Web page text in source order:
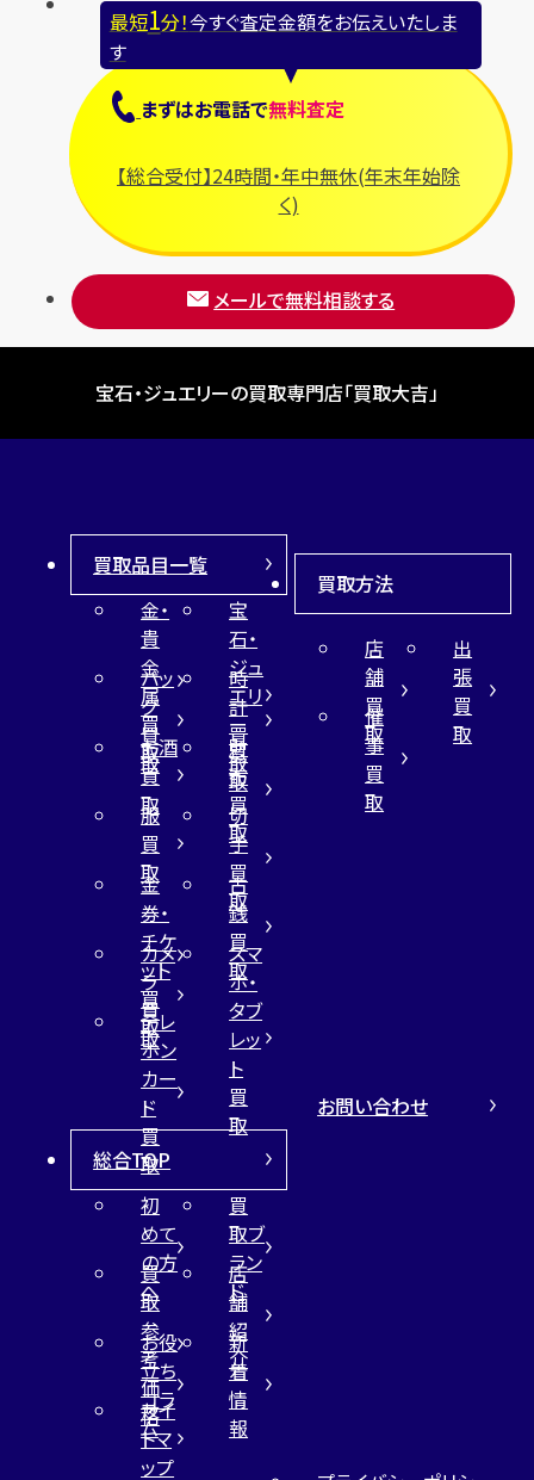
最短1分！今すぐ査定金額をお伝えいたしま
す
まずはお電話で無料査定
【総合受付】24時間・年中無休(年末年始除
く)
メールで無料相談する
宝石・ジュエリーの買取専門店「買取大吉」
買取品目一覧
金・
貴
金
属
買
取
宝
石・
ジュ
エリ
ー
買
取
バッ
グ
買
取
時
計
買
取
お酒
買
取
財
布
買
取
服
買
取
切
手
買
取
金
券・
チケ
ット
買
取
古
銭
買
取
カメ
ラ
買
取
スマ
ホ・
タブ
レッ
ト
買
取
テレ
ホン
カー
ド
買
取
買取方法
店
舗
買
取
出
張
買
取
催
事
買
取
総合TOP
初
めて
の方
へ
買
取ブ
ラン
ド
買
取
参
考
価
格
店
舗
紹
介
お役
立ち
コラ
ム
新
着
情
報
サイ
トマ
ップ
お問い合わせ